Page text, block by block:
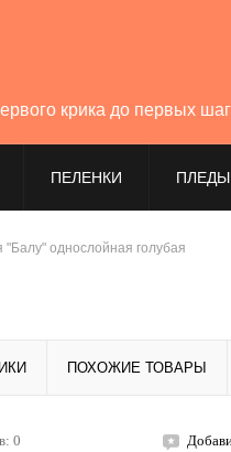
крика до первых
ПЕЛЕНКИ ПЛЕДЫ
"Балу" однослойная голубая
ПОХОЖИЕ ТОВАРЫ
0